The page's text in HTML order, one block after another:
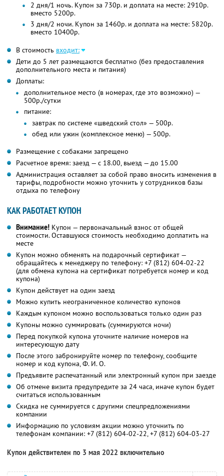
2 дня/1 ночь. Купон за 730р. и доплата на месте: 2910р.
вместо 5200р.
3 дня/2 ночи. Купон за 1460р. и доплата на месте: 5820р.
вместо 10400р.
В стоимость входит:
Дети до 5 лет размещаются бесплатно (без предоставления
дополнительного места и питания)
Доплаты:
дополнительное место (в номерах, где это возможно) —
500р./сутки
питание:
завтрак по системе «шведский стол» — 500р.
обед или ужин (комплексное меню) — 500р.
Размещение с собаками запрещено
Расчетное время: заезд — с 18.00, выезд — до 15.00
Администрация оставляет за собой право вносить изменения в
тарифы, подробности можно уточнить у сотрудников базы
отдыха по телефону
КАК РАБОТАЕТ КУПОН
Внимание! Купон — первоначальный взнос от общей
стоимости. Оставшуюся стоимость необходимо доплатить на
месте
Купон можно обменять на подарочный сертификат —
обращайтесь к менеджеру по телефону: +7 (812) 604-02-22
(для обмена купона на сертификат потребуется номер и код
купона)
Купон действует на один заезд
Можно купить неограниченное количество купонов
Каждым купоном можно воспользоваться только один раз
Купоны можно суммировать (суммируются ночи)
Перед покупкой купона уточните наличие номеров на
интересующую дату
После этого забронируйте номер по телефону, сообщите
номер и код купона, Ф. И. О.
Предъявите распечатанный или электронный купон при заезде
Об отмене визита предупредите за 24 часа, иначе купон будет
считаться использованным
Скидка не суммируется с другими спецпредложениями
компании
Информацию по условиям акции можно уточнить по
телефонам компании: +7 (812) 604-02-22, +7 (812) 604-03-27
Купон действителен по 3 мая 2022 включительно